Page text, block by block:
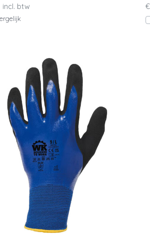
incl. btw